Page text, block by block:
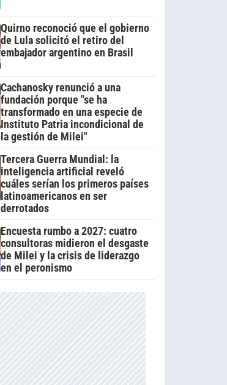
Quirno reconoció que el gobierno
de Lula solicitó el retiro del
embajador argentino en Brasil
Cachanosky renunció a una
fundación porque "se ha
transformado en una especie de
Instituto Patria incondicional de
la gestión de Milei"
Tercera Guerra Mundial: la
inteligencia artificial reveló
cuáles serían los primeros países
latinoamericanos en ser
derrotados
Encuesta rumbo a 2027: cuatro
consultoras midieron el desgaste
de Milei y la crisis de liderazgo
en el peronismo